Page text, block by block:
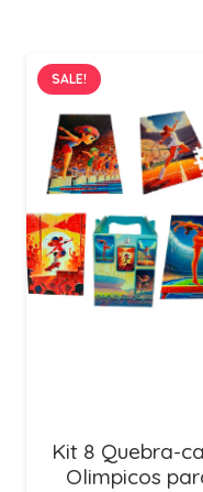
SALE!
Kit 8 Quebra-
Olimpicos